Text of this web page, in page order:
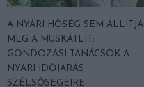
A NYÁRI HŐSÉG SEM ÁLLÍTJA
MEG A MUSKÁTLIT:
GONDOZÁSI TANÁCSOK A
NYÁRI IDŐJÁRÁS
SZÉLSŐSÉGEIRE